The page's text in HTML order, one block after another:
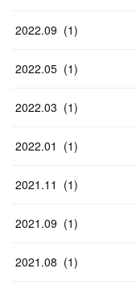
2022.09 (1)
2022.05 (1)
2022.03 (1)
2022.01 (1)
2021 .11 (1)
2021 .09 (1)
2021 .08 (1)